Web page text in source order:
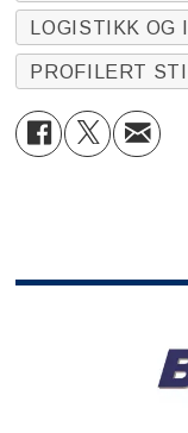
LOGISTIKK OG
PROFILERT